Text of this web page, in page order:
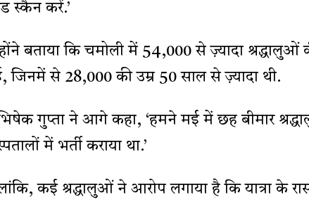
स्कैन करें.’
बताया कि चमोली में 54,000 से ज़्यादा श्रद्धालुओं
जिनमें से 28,000 की उम्र 50 साल से ज़्यादा थी.
गुप्ता ने आगे कहा, ‘हमने मई में छह बीमार
में भर्ती कराया था.’
कई श्रद्धालुओं ने आरोप लगाया है कि यात्रा के